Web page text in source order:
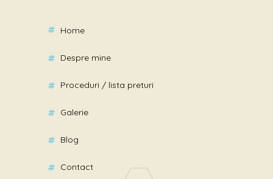
home
despre mine
proceduri / lista preturi
galerie
blog
contact